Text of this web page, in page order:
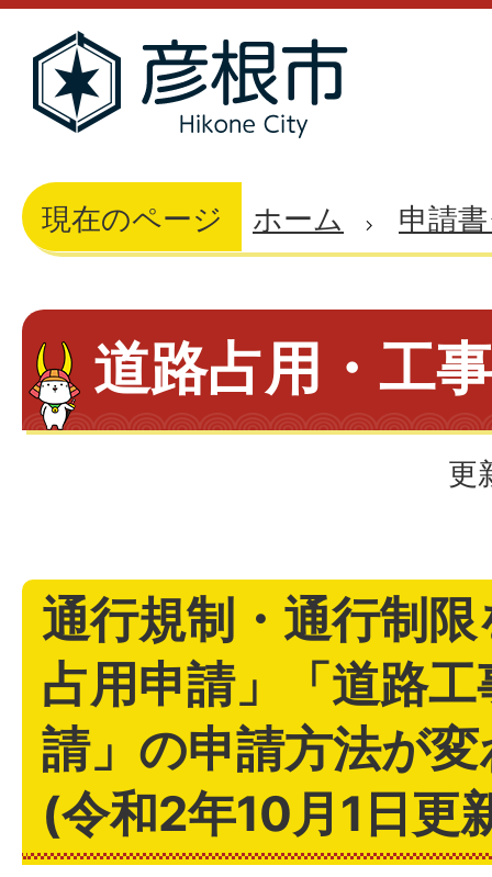
現在のページ ホーム 申請
道路占用・工
更
通行規制・通行制
占用申請」「道路
請」の申請方法が
(令和2年10月1日更